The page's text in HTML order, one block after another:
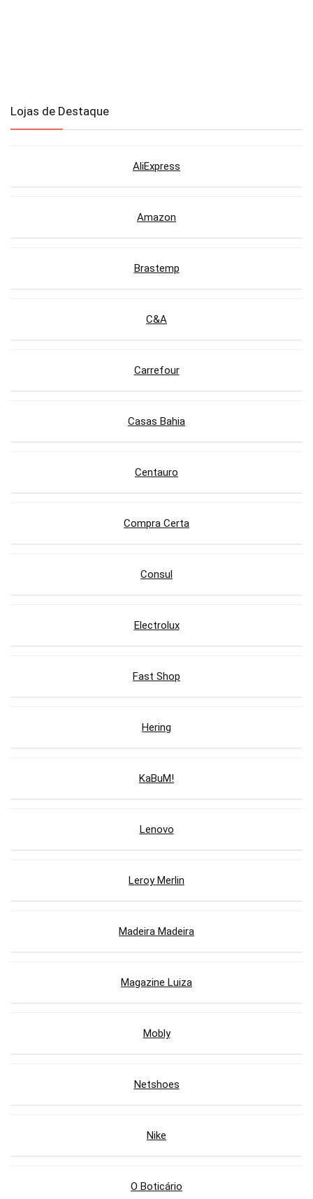
Lojas de Destaque
AliExpress
Amazon
Brastemp
C&A
Carrefour
Casas Bahia
Centauro
Compra Certa
Consul
Electrolux
Fast Shop
Hering
KaBuM!
Lenovo
Leroy Merlin
Madeira Madeira
Magazine Luiza
Mobly
Netshoes
Nike
O Boticário